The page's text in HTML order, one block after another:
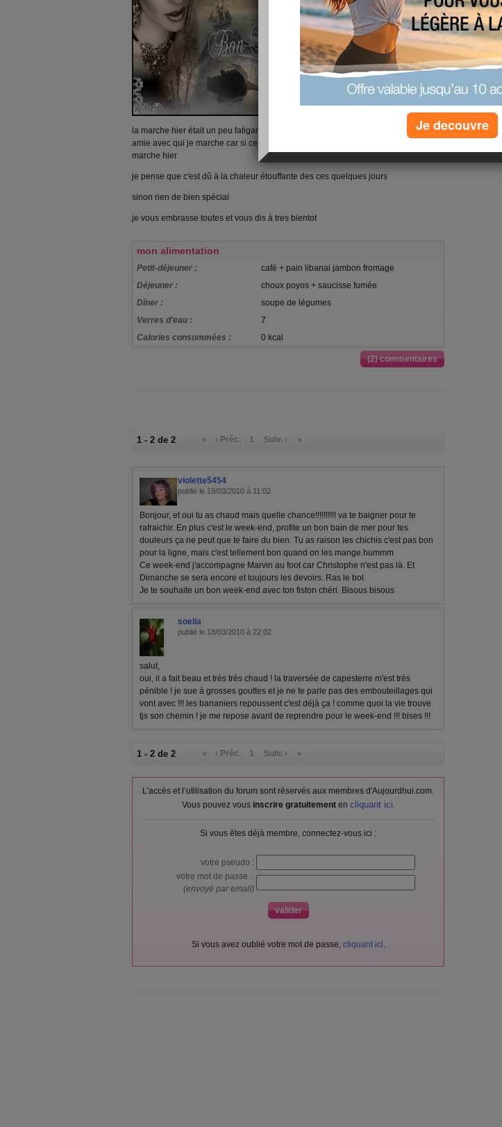
la marche hier était un peu fatigante car j'étais pas trop en forme je remercie mon
amie avec qui je marche car si ce n'était pas elle je crois que je n'aurai pas fait la
marche hier
je pense que c'est dû à la chaleur étouffante des ces quelques jours
sinon rien de bien spécial
je vous embrasse toutes et vous dis à tres bientot
mon alimentation
Petit-déjeuner :
café + pain libanai jambon fromage
Déjeuner :
choux poyos + saucisse fumée
Dîner :
soupe de légumes
Verres d'eau :
7
Calories consommées :
0 kcal
(2) commentaires
1 - 2 de 2 « ‹ Préc. 1 Suiv. › »
violette5454
publié le 19/03/2010 à 11:02
Bonjour, et oui tu as chaud mais quelle chance!!!!!!!!!! va te baigner pour te
rafraichir. En plus c'est le week-end, profite un bon bain de mer pour tes
douleurs ça ne peut que te faire du bien. Tu as raison les chichis c'est pas bon
pour la ligne, mais c'est tellement bon quand on les mange.hummm
Ce week-end j'accompagne Marvin au foot car Christophe n'est pas là. Et
Dimanche se sera encore et toujours les devoirs. Ras le bol.
Je te souhaite un bon week-end avec ton fiston chéri. Bisous bisous
soelia
publié le 18/03/2010 à 22:02
salut,
oui, il a fait beau et très très chaud ! la traversée de capesterre m'est très
pénible ! je sue à grosses gouttes et je ne te parle pas des embouteillages qui
vont avec !!! les bananiers repoussent c'est déjà ça ! comme quoi la vie trouve
tjs son chemin ! je me repose avant de reprendre pour le week-end !!! bises !!!
1 - 2 de 2 « ‹ Préc. 1 Suiv. › »
L’accès et l’utilisation du forum sont réservés aux membres d'Aujourdhui.com.
Vous pouvez vous inscrire gratuitementen cliquant ici.
Si vous êtes déjà membre, connectez-vous ici :
votre pseudo :
votre mot de passe :
(envoyé par email)
Si vous avez oublié votre mot de passe, cliquant ici.
Je decouvre